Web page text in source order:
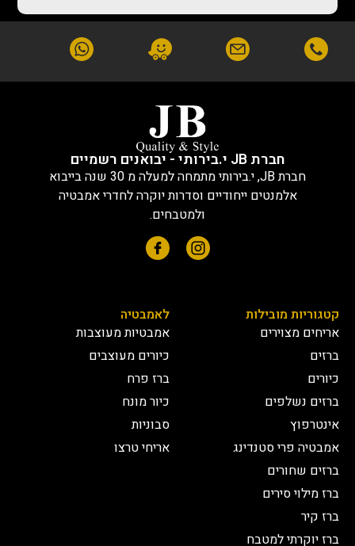
חברת JB י.בירותי - יבואנים רשמיים
חברת JB, י.בירותי מתמחה למעלה מ 30 שנה בייבוא
אלמנטים ייחודיים וסדרות יוקרה לחדרי אמבטיה
ולמטבחים.
קטגוריות מובילות
אריחים מצוירים
ברזים
כיורים
ברזים נשלפים
אינטרפוץ
אמבטיה פרי סטנדינג
ברזים שחורים
ברז מילוי סירים
ברז קיר
ברז יוקרתי למטבח
לאמבטיה
אמבטיות מעוצבות
כיורים מעוצבים
ברז פרח
כיור מונח
סבוניות
אריחי טרצו